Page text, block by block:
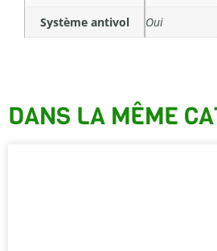
Système antivol Oui
DANS LA MÊME